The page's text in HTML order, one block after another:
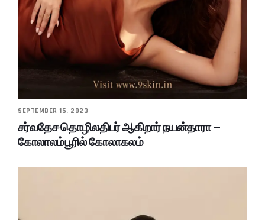
SEPTEMBER 15, 2023
சர்வதேச தொழிலதிபர் ஆகிறார் நயன்தாரா –
கோலாலம்பூரில் கோலாகலம்